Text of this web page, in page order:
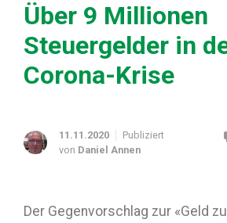
Über 9 Millionen
Steuergelder in
Corona-Krise
11.11.2020
Publiziert
von Daniel Annen
Der Gegenvorschlag zur «Geld